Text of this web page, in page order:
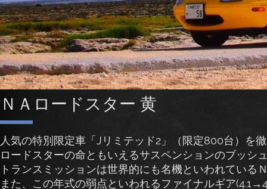
​ＮＡロードスター 黄
人気の特別限定車「Jリミテッド2」（限定800台）を
ロードスターの命ともいえるサスペンションのブッシ
トランスミッションは世界的にも名機といわれている
また、この年式の弱点といわれるファイナルギア